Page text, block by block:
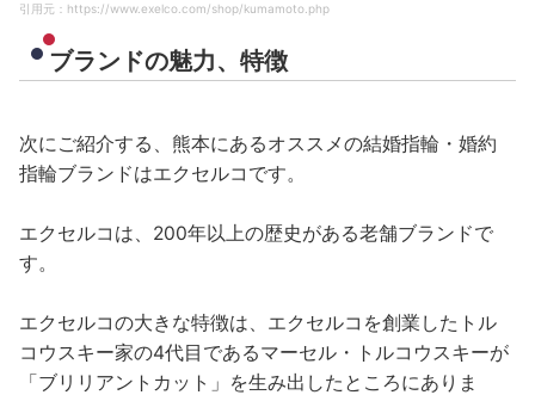
引用元：https://www.exelco.com/shop/kumamoto.php
ブランドの魅力、特徴
次にご紹介する、熊本にあるオススメの結婚指輪・婚約
指輪ブランドはエクセルコです。
エクセルコは、200年以上の歴史がある老舗ブランドで
す。
エクセルコの大きな特徴は、エクセルコを創業したトル
コウスキー家の4代目であるマーセル・トルコウスキーが
「ブリリアントカット」を生み出したところにありま